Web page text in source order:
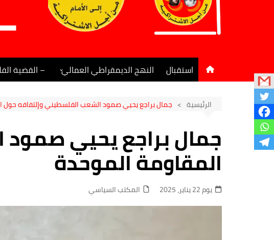
استقبال النهج الديمقراطي العمالي
جريدة النهج الديمقراطي
– القضية
الرئيسية جمال براجع يحيي صمود الشعب الفلسطيني وإلتفافه حول
جمال براجع يحيي
المقاومة الموحدة
يوم 22 يناير، 2025 المكتب السياسي